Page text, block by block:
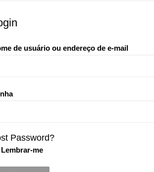
de usuário ou endereço de e-mail
Password?
Lembrar-me